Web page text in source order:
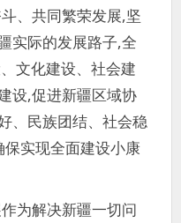
、共同繁荣发展,坚
实际的发展路子,全
文化建设、社会建
设,促进新疆区域协
、民族团结、社会稳
实现全面建设小康
为解决新疆一切问